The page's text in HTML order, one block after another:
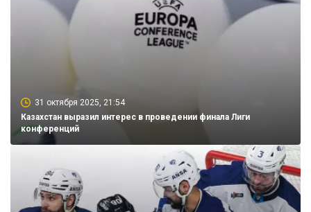
31 октября 2025, 21:54
Казахстан выразил интерес в проведении финала Лиги
конференций